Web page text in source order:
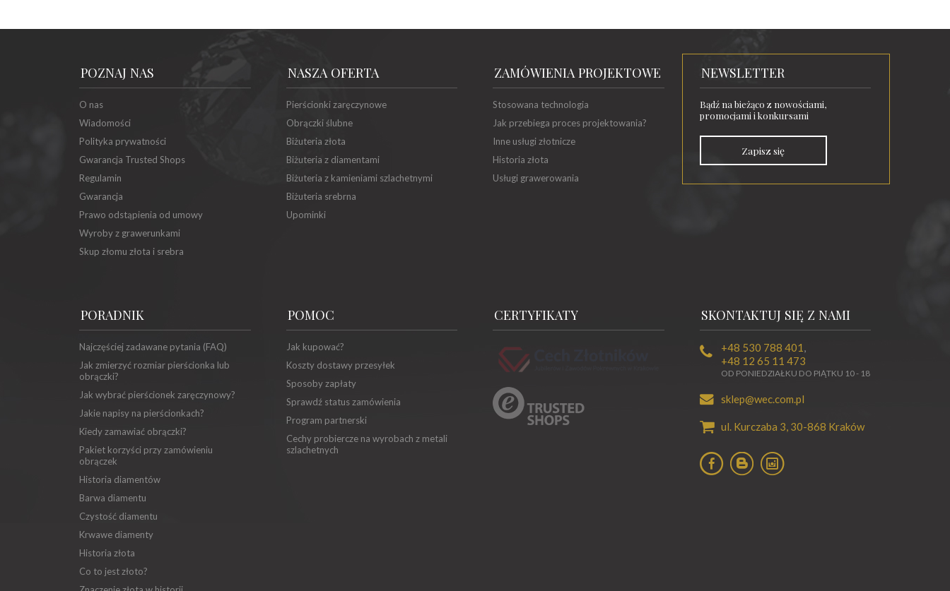
POZNAJ NAS
O nas
Wiadomości
Polityka prywatności
Gwarancja Trusted Shops
Regulamin
Gwarancja
Prawo odstąpienia od umowy
Wyroby z grawerunkami
Skup złomu złota i srebra
NASZA OFERTA
Pierścionki zaręczynowe
Obrączki ślubne
Biżuteria złota
Biżuteria z diamentami
Biżuteria z kamieniami szlachetnymi
Biżuteria srebrna
Upominki
ZAMÓWIENIA PROJEKTOWE
Stosowana technologia
Jak przebiega proces projektowania?
Inne usługi złotnicze
Historia złota
Usługi grawerowania
NEWSLETTER
Bądź na bieżąco z nowościami,
promocjami i konkursami
Zapisz się
PORADNIK
Najczęściej zadawane pytania (FAQ)
Jak zmierzyć rozmiar pierścionka lub
obrączki?
Jak wybrać pierścionek zaręczynowy?
Jakie napisy na pierścionkach?
Kiedy zamawiać obrączki?
Pakiet korzyści przy zamówieniu
obrączek
Historia diamentów
Barwa diamentu
Czystość diamentu
Krwawe diamenty
Historia złota
Co to jest złoto?
POMOC
Jak kupować?
Koszty dostawy przesyłek
Sposoby zapłaty
Sprawdź status zamówienia
Program partnerski
Cechy probiercze na wyrobach z metali
szlachetnych
CERTYFIKATY SKONTAKTUJ SIĘ Z NAMI
+48 530 788 401
+48 12 65 11 473
OD PONIEDZIAŁKU DO PIĄTKU 10 - 18
sklep@wec.com.pl
ul. Kurczaba 3, 30-868 Kraków